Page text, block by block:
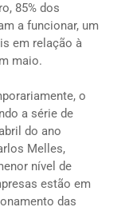
85% dos
a funcionar, um
em relação à
maio.
o
a série de
do ano
Melles,
nível de
estão em
das